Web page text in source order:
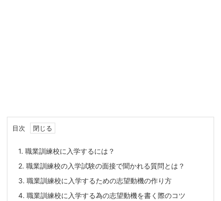
目次
1. 職業訓練校に入学するには？
2. 職業訓練校の入学試験の面接で聞かれる質問とは？
3. 職業訓練校に入学するための志望動機の作り方
4. 職業訓練校に入学する為の志望動機を書く際のコツ